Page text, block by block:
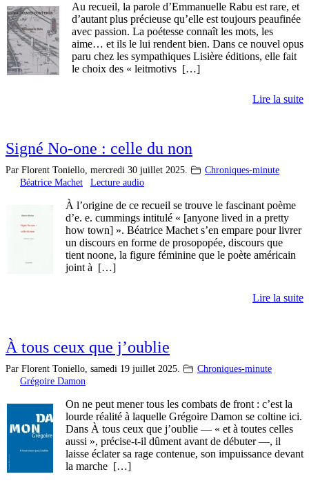
Au recueil, la parole d’Emmanuelle Rabu est rare, et
d’autant plus précieuse qu’elle est toujours peaufinée
avec passion. La poétesse connaît les mots, les
aime… et ils le lui rendent bien. Dans ce nouvel opus
paru chez les sympathiques Lisière éditions, elle fait
le choix des « leitmotivs […]
Lire la suite
Signé No-one : celle du non
Par Florent Toniello, mercredi 30 juillet 2025.
Chroniques-minute
Béatrice Machet
Lecture audio
À l’origine de ce recueil se trouve le fascinant poème
d’e. e. cummings intitulé « [anyone lived in a pretty
how town] ». Béatrice Machet s’en empare pour livrer
un discours en forme de prosopopée, discours que
tient noone, la figure féminine que le poète américain
joint à […]
Lire la suite
À tous ceux que j’oublie
Par Florent Toniello, samedi 19 juillet 2025.
Chroniques-minute
Grégoire Damon
On ne peut mener tous les combats de front : c’est la
lourde réalité à laquelle Grégoire Damon se coltine ici.
Dans À tous ceux que j’oublie — « et à toutes celles
aussi », précise-t-il dûment avant de débuter —, il
laisse éclater sa rage contenue, son impuissance devant
la marche […]